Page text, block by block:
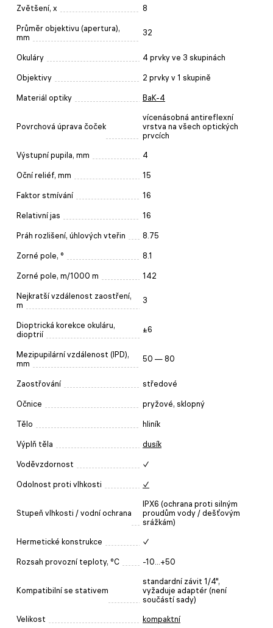
Zvětšení, x 8
Průměr objektivu (apertura),
mm
32
Okuláry 4 prvky ve 3 skupinách
Objektivy 2 prvky v 1 skupině
Materiál optiky BaK-4
Povrchová úprava čoček
vícenásobná antireflexní
vrstva na všech optických
prvcích
Výstupní pupila, mm 4
Oční reliéf, mm 15
Faktor stmívání 16
Relativní jas 16
Práh rozlišení, úhlových vteřin 8.75
Zorné pole, ° 8.1
Zorné pole, m/1000 m 142
Nejkratší vzdálenost zaostření,
m
3
Dioptrická korekce okuláru,
dioptrií
±6
Mezipupilární vzdálenost (IPD),
mm
50 — 80
Zaostřování středové
Očnice pryžové, sklopný
Tělo hliník
Výplň těla dusík
Voděvzdornost ✓
Odolnost proti vlhkosti ✓
Stupeň vlhkosti / vodní ochrana
IPX6 (ochrana proti silným
proudům vody / dešťovým
srážkám)
Hermetické konstrukce ✓
Rozsah provozní teploty, °C -10...+50
Kompatibilní se stativem
standardní závit 1/4",
vyžaduje adaptér (není
součástí sady)
Velikost kompaktní